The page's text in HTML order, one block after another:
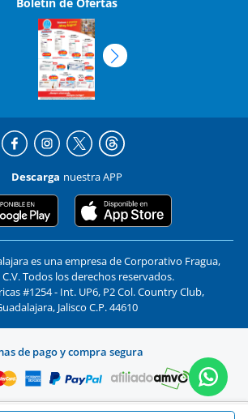
Descarga nuestra APP
es una empresa de Corporativo Fragua,
C.V. Todos los derechos reservados.
#1254 - Int. UP6, P2 Col. Country Club,
Jalisco C.P. 44610
de pago y compra segura